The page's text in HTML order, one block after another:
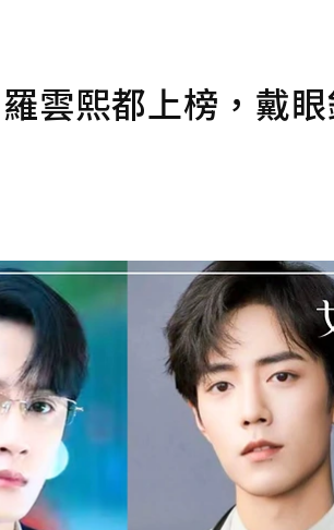
雲熙都上榜，戴